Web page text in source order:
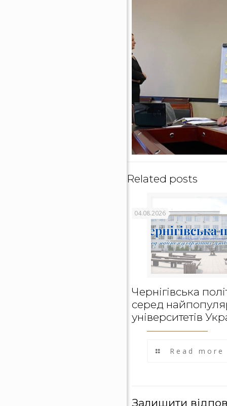
Related posts
04.08.2026
Чернігівська
серед
університетів
Read more
Залишити